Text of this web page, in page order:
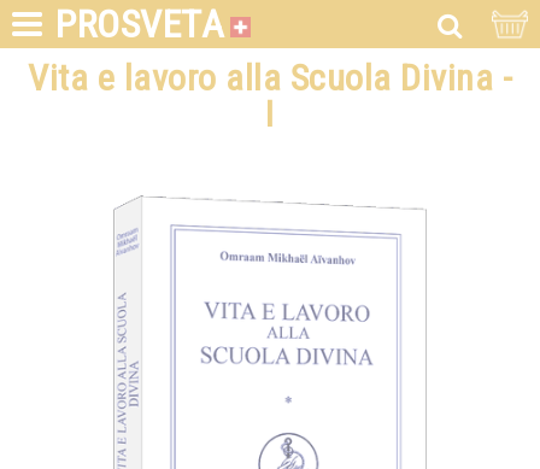
PROSVETA
Vita e lavoro alla Scuola Divina -
I